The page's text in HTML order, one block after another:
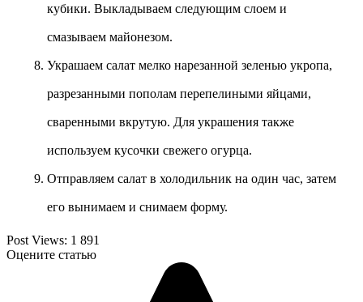
кубики. Выкладываем следующим слоем и
смазываем майонезом.
Украшаем салат мелко нарезанной зеленью укропа,
разрезанными пополам перепелиными яйцами,
сваренными вкрутую. Для украшения также
используем кусочки свежего огурца.
Отправляем салат в холодильник на один час, затем
его вынимаем и снимаем форму.
Post Views: 1 891
Оцените статью